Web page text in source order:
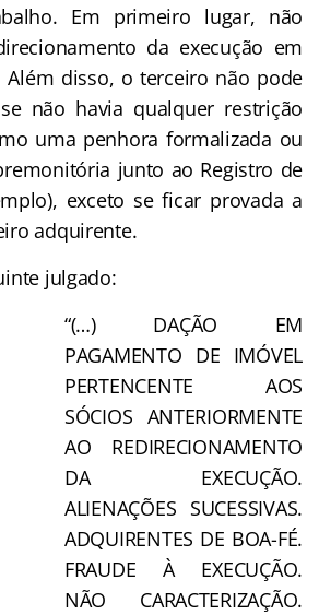
Em primeiro lugar, não
da execução em
Além disso, o terceiro não pode
não havia qualquer restrição
uma penhora formalizada ou
junto ao Registro de
exceto se ficar provada a
adquirente.
julgado:
“(…) DAÇÃO EM
PAGAMENTO DE IMÓVEL
PERTENCENTE AOS
SÓCIOS ANTERIORMENTE
AO REDIRECIONAMENTO
DA EXECUÇÃO.
ALIENAÇÕES SUCESSIVAS.
ADQUIRENTES DE BOA-FÉ.
FRAUDE À EXECUÇÃO.
NÃO CARACTERIZAÇÃO.